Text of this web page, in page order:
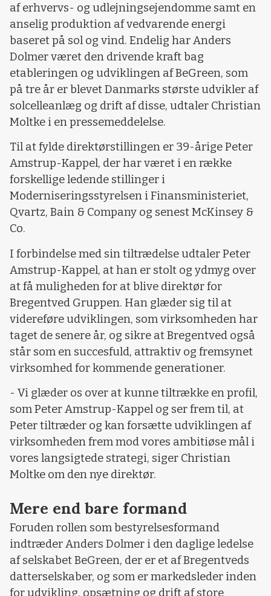
af erhvervs- og udlejningsejendomme samt en
anselig produktion af vedvarende energi
baseret på sol og vind. Endelig har Anders
Dolmer været den drivende kraft bag
etableringen og udviklingen af BeGreen, som
på tre år er blevet Danmarks største udvikler af
solcelleanlæg og drift af disse, udtaler Christian
Moltke i en pressemeddelelse.
Til at fylde direktørstillingen er 39-årige Peter
Amstrup-Kappel, der har været i en række
forskellige ledende stillinger i
Moderniseringsstyrelsen i Finansministeriet,
Qvartz, Bain & Company og senest McKinsey &
Co.
I forbindelse med sin tiltrædelse udtaler Peter
Amstrup-Kappel, at han er stolt og ydmyg over
at få muligheden for at blive direktør for
Bregentved Gruppen. Han glæder sig til at
videreføre udviklingen, som virksomheden har
taget de senere år, og sikre at Bregentved også
står som en succesfuld, attraktiv og fremsynet
virksomhed for kommende generationer.
- Vi glæder os over at kunne tiltrække en profil,
som Peter Amstrup-Kappel og ser frem til, at
Peter tiltræder og kan forsætte udviklingen af
virksomheden frem mod vores ambitiøse mål i
vores langsigtede strategi, siger Christian
Moltke om den nye direktør.
Mere end bare formand
Foruden rollen som bestyrelsesformand
indtræder Anders Dolmer i den daglige ledelse
af selskabet BeGreen, der er et af Bregentveds
datterselskaber, og som er markedsleder inden
for udvikling, opsætning og drift af store